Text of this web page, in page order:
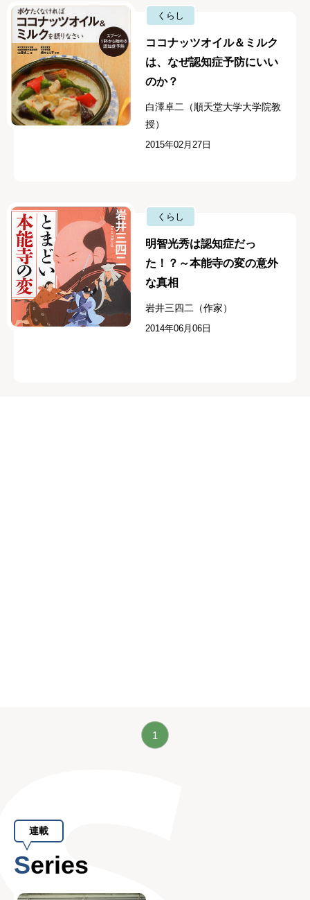
くらし
ココナッツオイル＆ミルク
は、なぜ認知症予防にいい
のか？
白澤卓二（順天堂大学大学院教
授）
2015年02月27日
くらし
明智光秀は認知症だっ
た！？～本能寺の変の意外
な真相
岩井三四二（作家）
2014年06月06日
1
連載
Series